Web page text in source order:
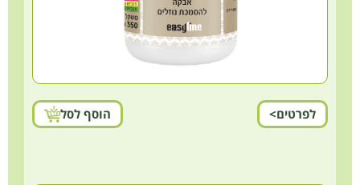
לפרטים> הוסף לסל